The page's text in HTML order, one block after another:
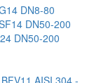
DN8-80
DN50-200
DN50-200